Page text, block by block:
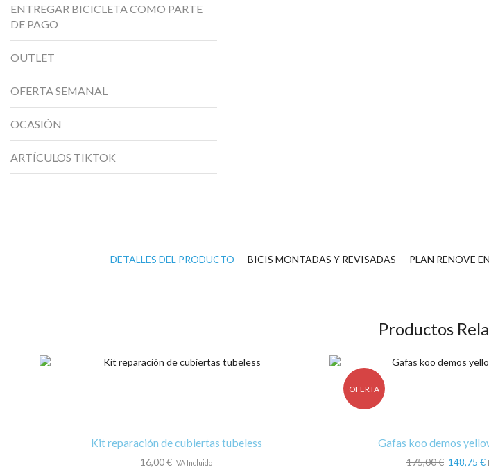
ENTREGAR BICICLETA COMO PARTE
DE PAGO
OUTLET
OFERTA SEMANAL
OCASIÓN
ARTÍCULOS TIKTOK
DETALLES DEL PRODUCTO BICIS MONTADAS Y REVISADAS PLAN RENOVE
Productos
Kit reparación de cubiertas tubeless
16,00€ IVA Incluido
OFERTA
Gafas koo demos
175,00€ El148,75 €